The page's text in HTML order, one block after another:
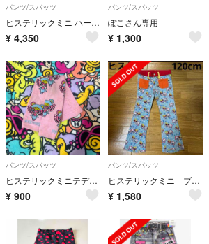
パンツ/スパッツ
ヒステリックミニ ハーフパンツ
¥ 4,350
パンツ/スパッツ
ぽこさん専用
¥ 1,300
パンツ/スパッツ
ヒステリックミニテディスパッツ
¥ 900
パンツ/スパッツ
ヒステリックミニ ブーツカットデニムパンツ 120cm ヒスミニ フレアパンツ
¥ 1,580